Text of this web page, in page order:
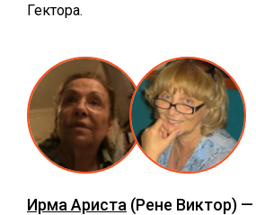
Гектора.
Ирма Ариста (Рене Виктор) —